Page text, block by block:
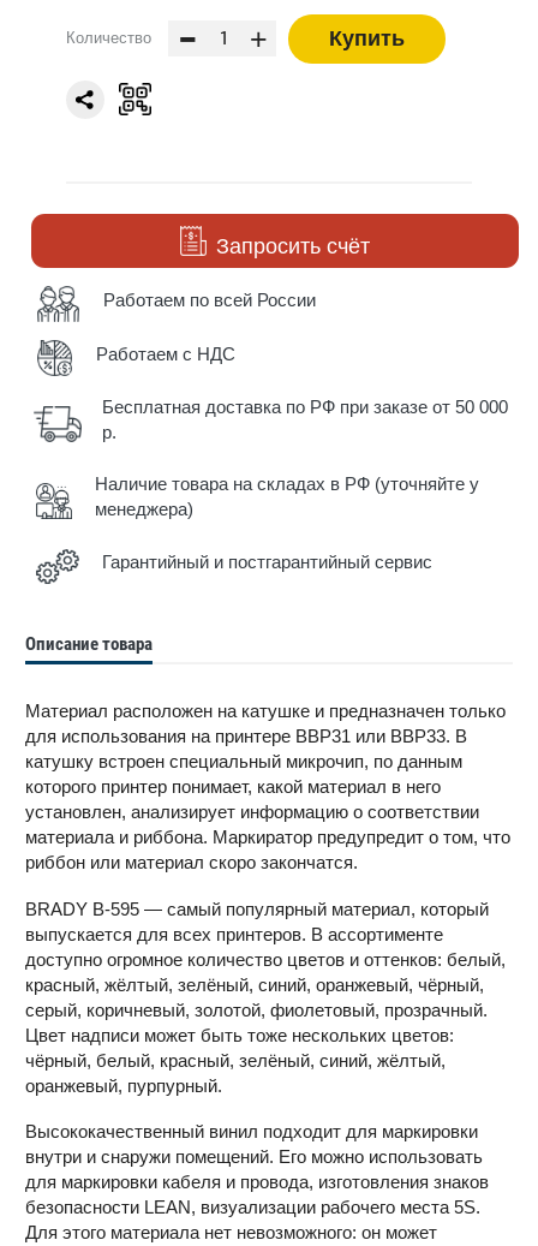
Количество - + Купить
Запросить счёт
Работаем по всей России
Работаем с НДС
Бесплатная доставка по РФ при заказе от 50 000
р.
Наличие товара на складах в РФ (уточняйте у
менеджера)
Гарантийный и постгарантийный сервис
Описание товара
Материал расположен на катушке и предназначен только
для использования на принтере BBP31 или BBP33. В
катушку встроен специальный микрочип, по данным
которого принтер понимает, какой материал в него
установлен, анализирует информацию о соответствии
материала и риббона. Маркиратор предупредит о том, что
риббон или материал скоро закончатся.
BRADY B-595 — самый популярный материал, который
выпускается для всех принтеров. В ассортименте
доступно огромное количество цветов и оттенков: белый,
красный, жёлтый, зелёный, синий, оранжевый, чёрный,
серый, коричневый, золотой, фиолетовый, прозрачный.
Цвет надписи может быть тоже нескольких цветов:
чёрный, белый, красный, зелёный, синий, жёлтый,
оранжевый, пурпурный.
Высококачественный винил подходит для маркировки
внутри и снаружи помещений. Его можно использовать
для маркировки кабеля и провода, изготовления знаков
безопасности LEAN, визуализации рабочего места 5S.
Для этого материала нет невозможного: он может